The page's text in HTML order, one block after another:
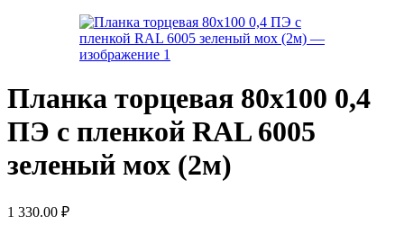
Планка торцевая 80х100 0,4
ПЭ с пленкой RAL 6005
зеленый мох (2м)
1 330.00 ₽